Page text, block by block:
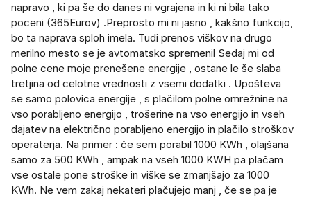
napravo , ki pa še do danes ni vgrajena in ki ni bila tako
poceni (365Eurov) .Preprosto mi ni jasno , kakšno funkcijo,
bo ta naprava sploh imela. Tudi prenos viškov na drugo
merilno mesto se je avtomatsko spremenil Sedaj mi od
polne cene moje prenešene energije , ostane le še slaba
tretjina od celotne vrednosti z vsemi dodatki . Upošteva
se samo polovica energije , s plačilom polne omrežnine na
vso porabljeno energijo , trošerine na vso energijo in vseh
dajatev na električno porabljeno energijo in plačilo stroškov
operaterja. Na primer : če sem porabil 1000 KWh , olajšana
samo za 500 KWh , ampak na vseh 1000 KWH pa plačam
vse ostale pone stroške in viške se zmanjšajo za 1000
KWh. Ne vem zakaj nekateri plačujejo manj , če se pa je